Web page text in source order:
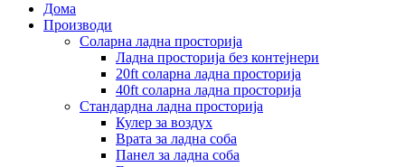
Дома
Производи
Соларна ладна просторија
Ладна просторија без контејнери
20ft соларна ладна просторија
40ft соларна ладна просторија
Стандардна ладна просторија
Кулер за воздух
Врата за ладна соба
Панел за ладна соба